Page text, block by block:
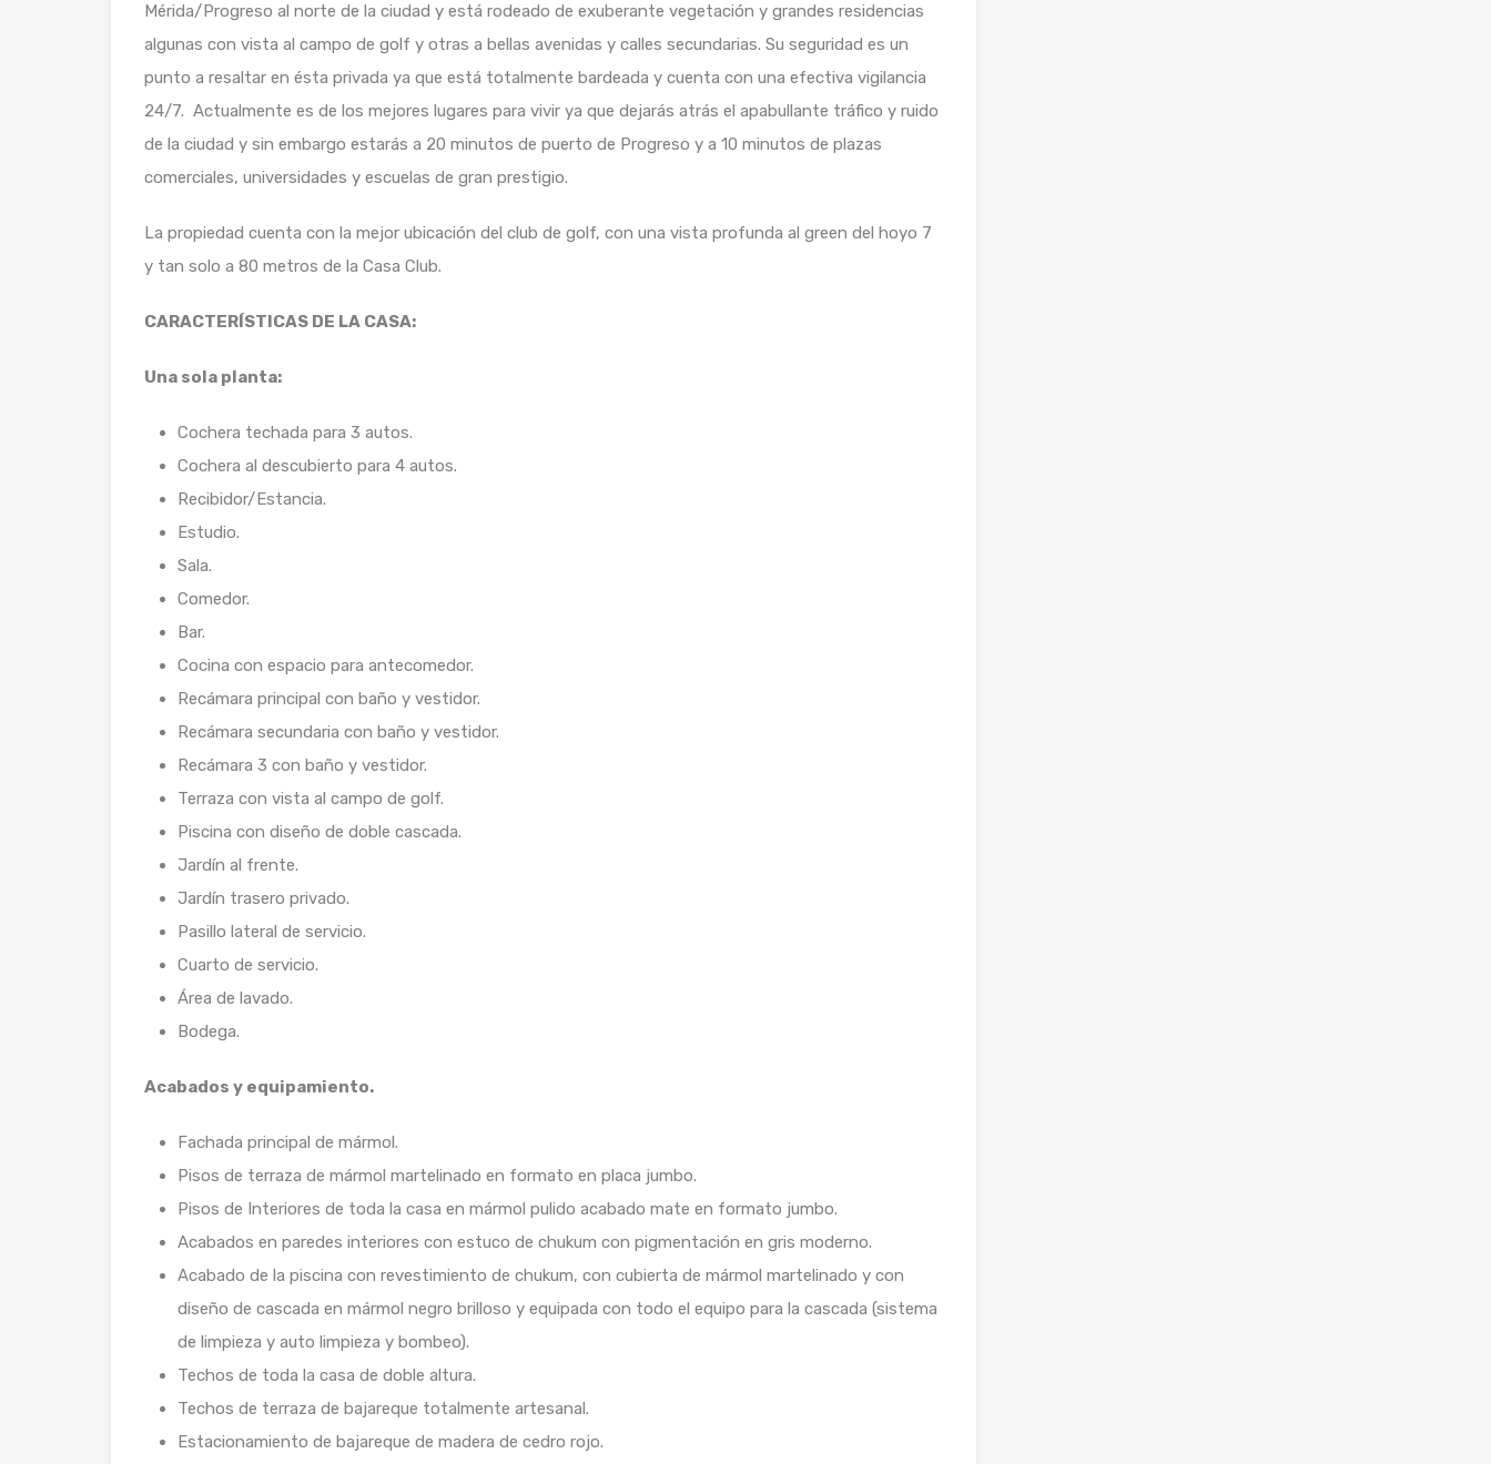
Mérida/Progreso al norte de la ciudad y está rodeado de exuberante vegetación y grandes residencias
algunas con vista al campo de golf y otras a bellas avenidas y calles secundarias. Su seguridad es un
punto a resaltar en ésta privada ya que está totalmente bardeada y cuenta con una efectiva vigilancia
24/7. Actualmente es de los mejores lugares para vivir ya que dejarás atrás el apabullante tráfico y ruido
de la ciudad y sin embargo estarás a 20 minutos de puerto de Progreso y a 10 minutos de plazas
comerciales, universidades y escuelas de gran prestigio.
La propiedad cuenta con la mejor ubicación del club de golf, con una vista profunda al green del hoyo 7
y tan solo a 80 metros de la Casa Club.
CARACTERÍSTICAS DE LA CASA:
Una sola planta:
Cochera techada para 3 autos.
Cochera al descubierto para 4 autos.
Recibidor/Estancia.
Estudio.
Sala.
Comedor.
Bar.
Cocina con espacio para antecomedor.
Recámara principal con baño y vestidor.
Recámara secundaria con baño y vestidor.
Recámara 3 con baño y vestidor.
Terraza con vista al campo de golf.
Piscina con diseño de doble cascada.
Jardín al frente.
Jardín trasero privado.
Pasillo lateral de servicio.
Cuarto de servicio.
Área de lavado.
Bodega.
Acabados y equipamiento.
Fachada principal de mármol.
Pisos de terraza de mármol martelinado en formato en placa jumbo.
Pisos de Interiores de toda la casa en mármol pulido acabado mate en formato jumbo.
Acabados en paredes interiores con estuco de chukum con pigmentación en gris moderno.
Acabado de la piscina con revestimiento de chukum, con cubierta de mármol martelinado y con
diseño de cascada en mármol negro brilloso y equipada con todo el equipo para la cascada (sistema
de limpieza y auto limpieza y bombeo).
Techos de toda la casa de doble altura.
Techos de terraza de bajareque totalmente artesanal.
Estacionamiento de bajareque de madera de cedro rojo.